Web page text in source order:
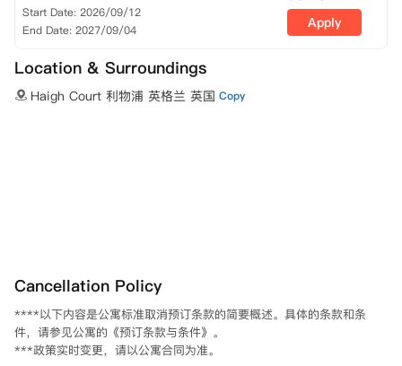
Start Date: 2026/09/12
End Date: 2027/09/04
Apply
Location & Surroundings
Haigh Court 利物浦 英格兰 英国 Copy
Cancellation Policy
****以下内容是公寓标准取消预订条款的简要概述。具体的条款和条
件，请参见公寓的《预订条款与条件》。
***政策实时变更，请以公寓合同为准。